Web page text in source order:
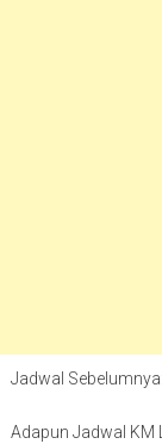
Jadwal Sebelumnya:
Adapun Jadwal KM